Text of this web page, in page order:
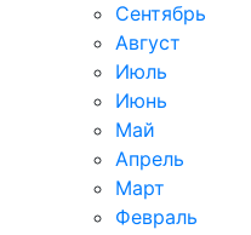
Сентябрь
Август
Июль
Июнь
Май
Апрель
Март
Февраль